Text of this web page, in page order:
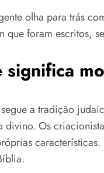
olha para trás
que foram escritos,
significa
a tradição
divino. Os